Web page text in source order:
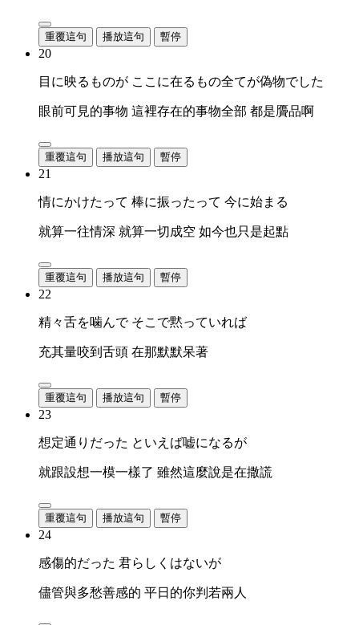
重覆這句 播放這句 暫停
20
目に映るものが ここに在るもの全てが偽物でした
眼前可見的事物 這裡存在的事物全部 都是贗品啊
重覆這句 播放這句 暫停
21
情にかけたって 棒に振ったって 今に始まる
就算一往情深 就算一切成空 如今也只是起點
重覆這句 播放這句 暫停
22
精々舌を噛んで そこで黙っていれば
充其量咬到舌頭 在那默默呆著
重覆這句 播放這句 暫停
23
想定通りだった といえば嘘になるが
就跟設想一模一樣了 雖然這麼說是在撒謊
重覆這句 播放這句 暫停
24
感傷的だった 君らしくはないが
儘管與多愁善感的 平日的你判若兩人